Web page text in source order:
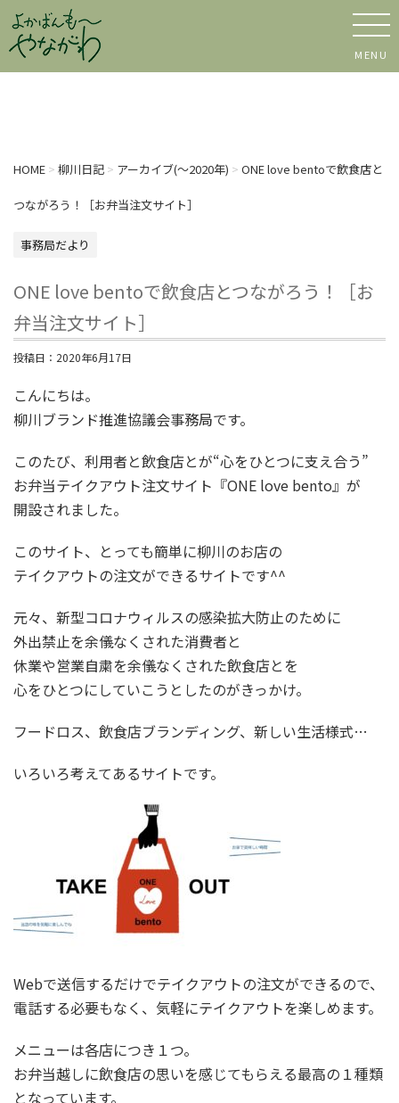
MENU
HOME > 柳川日記 > アーカイブ(〜2020年) > ONE love bentoで飲食店と
つながろう！［お弁当注文サイト］
事務局だより
ONE love bentoで飲食店とつながろう！［お
弁当注文サイト］
投稿日： 2020年6月17日
こんにちは。
柳川ブランド推進協議会事務局です。
このたび、利用者と飲食店とが“心をひとつに支え合う”
お弁当テイクアウト注文サイト『ONE love bento』が
開設されました。
このサイト、とっても簡単に柳川のお店の
テイクアウトの注文ができるサイトです^^
元々、新型コロナウィルスの感染拡大防止のために
外出禁止を余儀なくされた消費者と
休業や営業自粛を余儀なくされた飲食店とを
心をひとつにしていこうとしたのがきっかけ。
フードロス、飲食店ブランディング、新しい生活様式…
いろいろ考えてあるサイトです。
Webで送信するだけでテイクアウトの注文ができるので、
電話する必要もなく、気軽にテイクアウトを楽しめます。
メニューは各店につき１つ。
お弁当越しに飲食店の思いを感じてもらえる最高の１種類
となっています。